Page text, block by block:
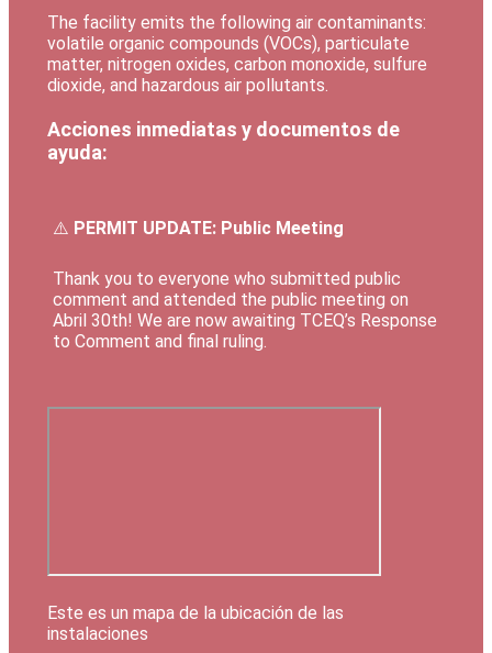
The facility emits the following air contaminants:
volatile organic compounds (VOCs), particulate
matter, nitrogen oxides, carbon monoxide, sulfure
dioxide, and hazardous air pollutants.
Acciones inmediatas y documentos de
ayuda:
⚠️ PERMIT UPDATE: Public Meeting
Thank you to everyone who submitted public
comment and attended the public meeting on
Abril 30th! We are now awaiting TCEQ’s Response
to Comment and final ruling.
Este es un mapa de la ubicación de las
instalaciones